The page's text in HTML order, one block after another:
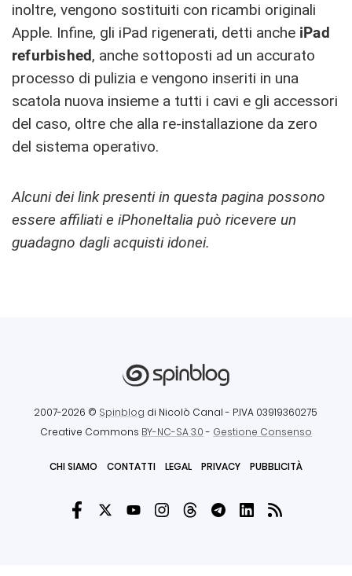
inoltre, vengono sostituiti con ricambi originali
Apple. Infine, gli iPad rigenerati, detti anche iPad
refurbished, anche sottoposti ad un accurato
processo di pulizia e vengono inseriti in una
scatola nuova insieme a tutti i cavi e gli accessori
del caso, oltre che alla re-installazione da zero
del sistema operativo.
Alcuni dei link presenti in questa pagina possono
essere affiliati e iPhoneItalia può ricevere un
guadagno dagli acquisti idonei.
2007-2026 © Spinblog di Nicolò Canal - P.IVA 03919360275
Creative Commons BY-NC-SA 3.0- Gestione Consenso
CHI SIAMO CONTATTI LEGAL PRIVACY PUBBLICITÀ